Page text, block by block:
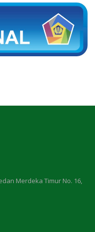
Merdeka Timur No. 16,